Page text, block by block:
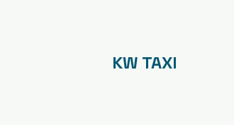
KW TAXI